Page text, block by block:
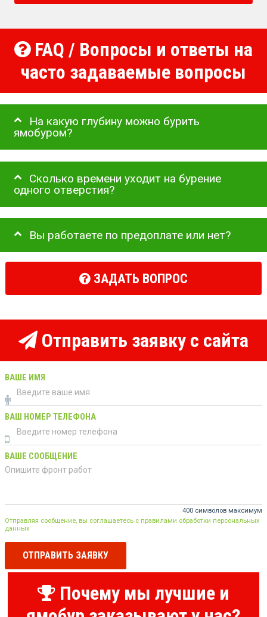
FAQ / Вопросы и ответы на
часто задаваемые вопросы
На какую глубину можно бурить
ямобуром?
Сколько времени уходит на бурение
одного отверстия?
Вы работаете по предоплате или нет?
ЗАДАТЬ ВОПРОС
Отправить заявку с сайта
ВАШЕ ИМЯ
ВАШ НОМЕР ТЕЛЕФОНА
ВАШЕ СООБЩЕНИЕ
400 символов максимум
Отправляя сообщение, вы соглашаетесь с правилами обработки персональных
данных
ОТПРАВИТЬ ЗАЯВКУ
Почему мы лучшие и